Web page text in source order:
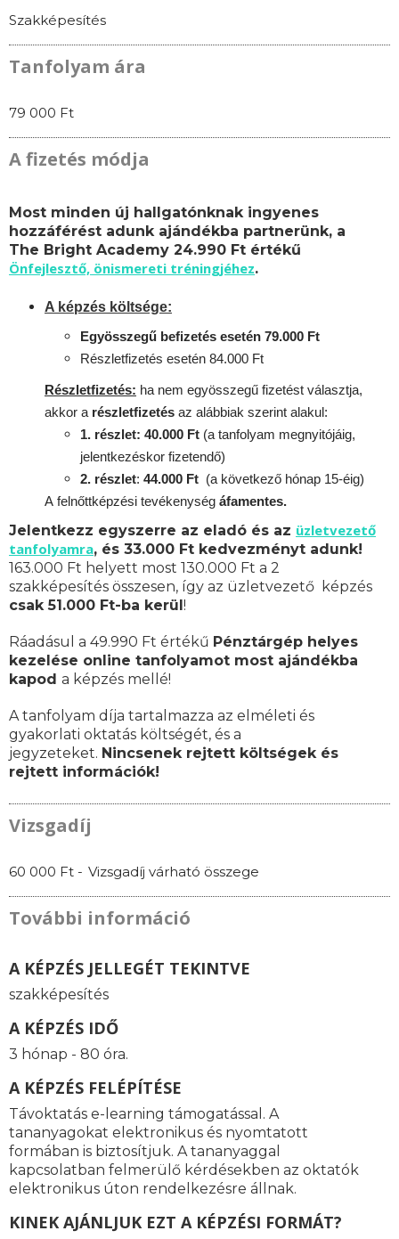
Szakképesítés
Tanfolyam ára
79 000 Ft
A fizetés módja
Most minden új hallgatónknak ingyenes
hozzáférést adunk ajándékba partnerünk, a
The Bright Academy 24.990 Ft értékű
Önfejlesztő, önismereti tréningjéhez.
A képzés költsége:
Egyösszegű befizetés esetén 79.000 Ft
Részletfizetés esetén 84.000 Ft
Részletfizetés: ha nem egyösszegű fizetést választja,
akkor a részletfizetés az alábbiak szerint alakul:
1. részlet: 40.000 Ft (a tanfolyam megnyitójáig,
jelentkezéskor fizetendő)
2. részlet: 44.000 Ft (a következő hónap 15-éig)
A felnőttképzési tevékenység áfamentes.
Jelentkezz egyszerre az eladó és az üzletvezető
tanfolyamra, és 33.000 Ft kedvezményt adunk!
163.000 Ft helyett most 130.000 Ft a 2
szakképesítés összesen, így az üzletvezető képzés
csak 51.000 Ft-ba kerül !
Ráadásul a 49.990 Ft értékű Pénztárgép helyes
kezelése online tanfolyamot most ajándékba
kapod a képzés mellé!
A tanfolyam díja tartalmazza az elméleti és
gyakorlati oktatás költségét, és a
jegyzeteket. Nincsenek rejtett költségek és
rejtett információk!
Vizsgadíj
60 000 Ft - Vizsgadíj várható összege
További információ
A KÉPZÉS JELLEGÉT TEKINTVE
szakképesítés
A KÉPZÉS IDŐ
3 hónap - 80 óra.
A KÉPZÉS FELÉPÍTÉSE
Távoktatás e-learning támogatással. A
tananyagokat elektronikus és nyomtatott
formában is biztosítjuk. A tananyaggal
kapcsolatban felmerülő kérdésekben az oktatók
elektronikus úton rendelkezésre állnak.
KINEK AJÁNLJUK EZT A KÉPZÉSI FORMÁT?